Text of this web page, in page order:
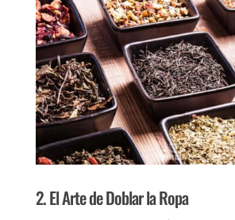
2. El Arte de Doblar la Ropa